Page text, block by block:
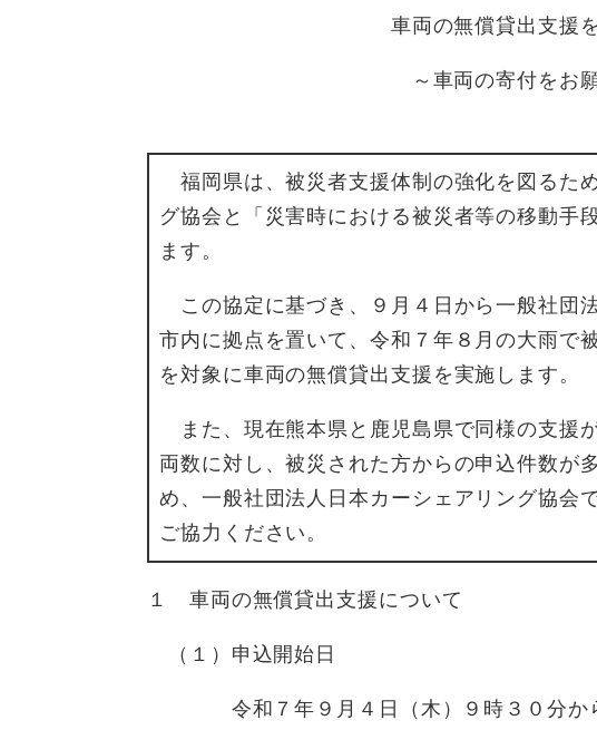
車両の無償貸出支援
～車両の寄付をお
福岡県は、被災者支援体制の強化を図るた
グ協会と「災害時における被災者等の移動手
ます。
この協定に基づき、９月４日から一般社団
市内に拠点を置いて、令和７年８月の大雨で
を対象に車両の無償貸出支援を実施します。
また、現在熊本県と鹿児島県で同様の支援
両数に対し、被災された方からの申込件数が
め、一般社団法人日本カーシェアリング協会
ご協力ください。
１ 車両の無償貸出支援について
（１）申込開始日
令和７年９月４日（木）９時３０分か